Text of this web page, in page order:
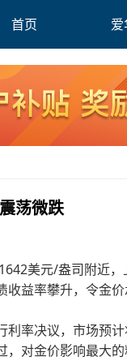
首页
荡微跌
美元/盎司附近
益率攀升，令金
率决议，市场预
对金价影响最大